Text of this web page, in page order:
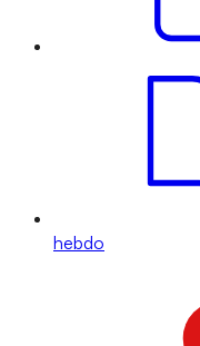
hebdo